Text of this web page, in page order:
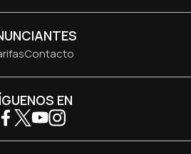
Contacto
EN